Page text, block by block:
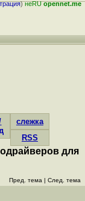
)неRUopennet.me
слежка
RSS
для
Пред. тема | След. тема